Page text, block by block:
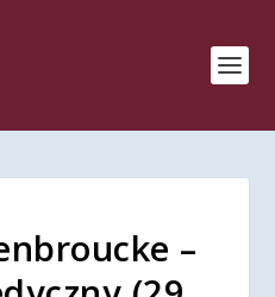
–